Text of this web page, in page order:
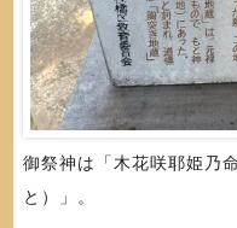
御祭神は「木花咲耶姫乃
と）」。